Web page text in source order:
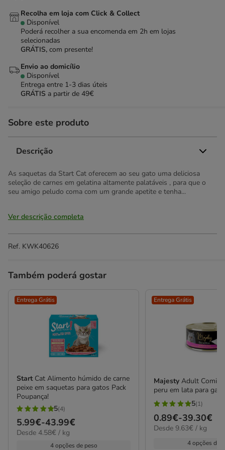
Recolha em loja com Click & Collect
Disponível
Poderá recolher a sua encomenda em 2h em lojas
selecionadas
GRÁTIS, com presente!
Envio ao domicílio
Disponível
Entrega entre 1-3 dias úteis
GRÁTIS a partir de 49€
Sobre este produto
Descrição
As saquetas da Start Cat oferecem ao seu gato uma deliciosa
seleção de carnes em gelatina altamente palatáveis , para que o
seu amigo peludo coma com um grande apetite e tenha...
Ver descrição completa
Ref. KWK40626
Também poderá gostar
Entrega Grátis
Start Cat Alimento húmido de carne
peixe em saquetas para gatos Pack
Poupança!
5
estrelas
com
5(4)
Preço
de
5.99€-43.99€
4.58€
Desde 4.58€ / kg
4 opções de peso
Entrega Grátis
MajestyAdult
peru em lata para
5
estrelas
com
5(1)
Preço
de
0.89€-39.30€
9.63€
Desde 9.63€ / kg
4 opções de